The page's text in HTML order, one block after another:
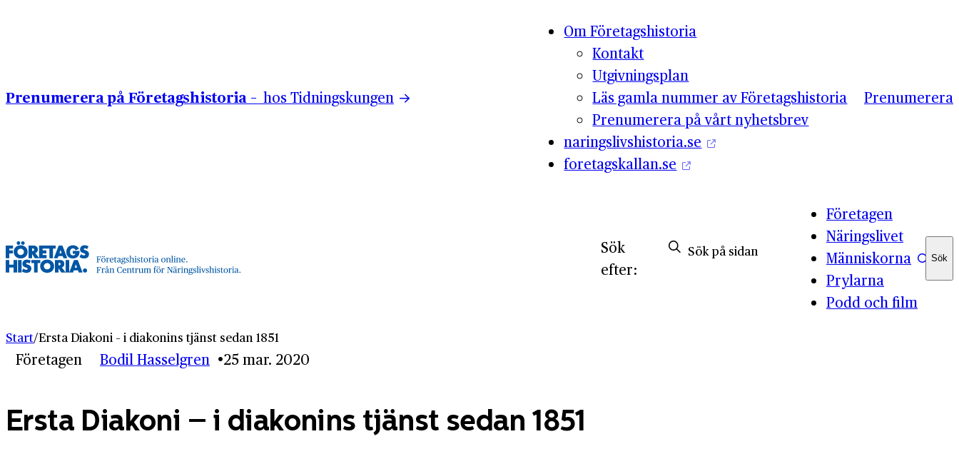
Prenumerera på Företagshistoria – hos Tidningskungen
Om Företagshistoria
Kontakt
Utgivningsplan
Läs gamla nummer av Företagshistoria
Prenumerera på vårt nyhetsbrev
naringslivshistoria.se
foretagskallan.se
Prenumerera
Företagen
Näringslivet
Människorna
Prylarna
Podd och film
Sök
efter:
Sök
Sök
Start/Ersta Diakoni – i diakonins tjänst sedan 1851
Företagen Bodil Hasselgren 25 mar. 2020
Ersta Diakoni – i diakonins tjänst sedan 1851